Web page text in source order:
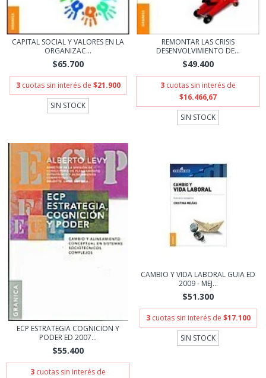
CAPITAL SOCIAL Y VALORES EN LA
ORGANIZAC...
$65.700
3 cuotas sin interés de $21.900
SIN STOCK
REMONTAR LAS CRISIS
DESENVOLVIMIENTO DE...
$49.400
3 cuotas sin interés de
$16.466,67
SIN STOCK
ECP ESTRATEGIA COGNICION Y
PODER ED 2007...
$55.400
3 cuotas sin interés de
CAMBIO Y VIDA LABORAL GUIA ED
2009 - MEJ...
$51.300
3 cuotas sin interés de $17.100
SIN STOCK